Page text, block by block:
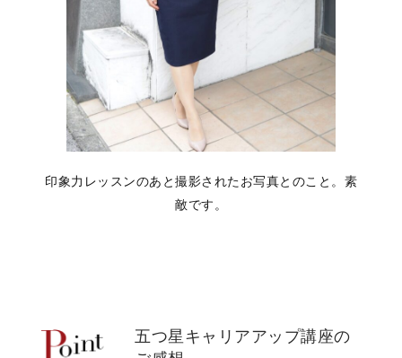
印象力レッスンのあと撮影されたお写真とのこと。素
敵です。
五つ星キャリアアップ講座の